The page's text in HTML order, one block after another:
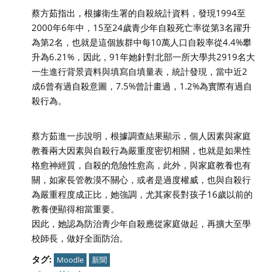
蔡方茹指出，根據衛生署的自殺統計資料，發現1994至
2000年6年中，15至24歲青少年自殺死亡率從第3名躍升
為第2名，也就是這個族群中每10萬人口自殺率從4.4%攀
升為6.21%，因此，91年她針對北部一所大學共2919名大
一生進行背景資料與填寫自填量表，統計發現，當中近2
成6曾有過自殺意圖，7.5%曾計畫過，1.2%為實際有過自
殺行為。
蔡方茹進一步說明，根據調查結果顯示，個人因素與家庭
教養兩大因素與自殺行為嚴重度密切相關，也就是如果性
格愈神經質，自殺的危險性愈高，此外，與家庭教養也有
關，如家長管教漠不關心，或者是過度權威，也與自殺行
為嚴重程度成正比，她強調，尤其家長對孩子16歲以前的
教養便顯得相當重要。
因此，她認為防治青少年自殺應從家庭做起，再擴大至學
校師長，做好全面防治。
タグ: Moodle 新聞